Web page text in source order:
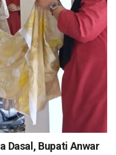
Dasal, Bupati Anwar